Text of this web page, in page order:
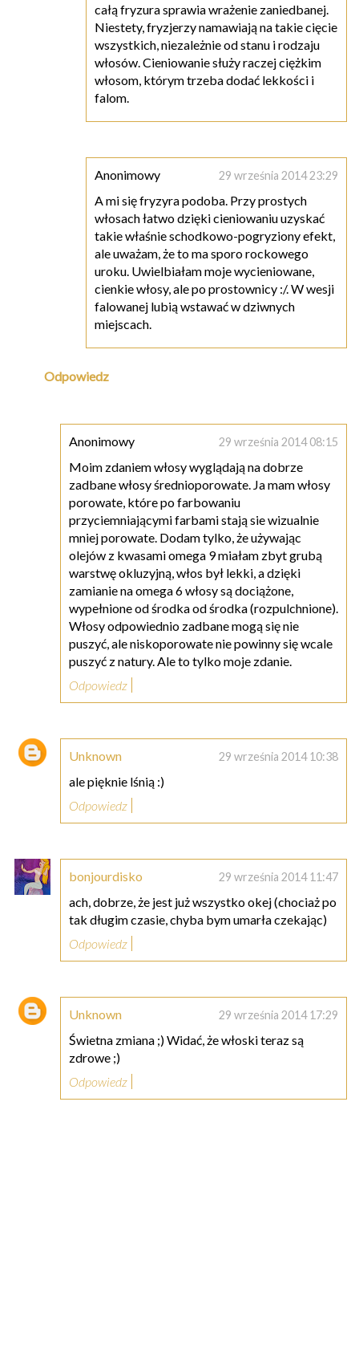
całą fryzura sprawia wrażenie zaniedbanej.
Niestety, fryzjerzy namawiają na takie cięcie
wszystkich, niezależnie od stanu i rodzaju
włosów. Cieniowanie służy raczej ciężkim
włosom, którym trzeba dodać lekkości i
falom.
Anonimowy 29 września 2014 23:29
A mi się fryzyra podoba. Przy prostych
włosach łatwo dzięki cieniowaniu uzyskać
takie właśnie schodkowo-pogryziony efekt,
ale uważam, że to ma sporo rockowego
uroku. Uwielbiałam moje wycieniowane,
cienkie włosy, ale po prostownicy :/. W wesji
falowanej lubią wstawać w dziwnych
miejscach.
Odpowiedz
Anonimowy 29 września 2014 08:15
Moim zdaniem włosy wyglądają na dobrze
zadbane włosy średnioporowate. Ja mam włosy
porowate, które po farbowaniu
przyciemniającymi farbami stają sie wizualnie
mniej porowate. Dodam tylko, że używając
olejów z kwasami omega 9 miałam zbyt grubą
warstwę okluzyjną, włos był lekki, a dzięki
zamianie na omega 6 włosy są dociążone,
wypełnione od środka od środka (rozpulchnione).
Włosy odpowiednio zadbane mogą się nie
puszyć, ale niskoporowate nie powinny się wcale
puszyć z natury. Ale to tylko moje zdanie.
Odpowiedz
Unknown 29 września 2014 10:38
ale pięknie lśnią :)
Odpowiedz
bonjourdisko 29 września 2014 11:47
ach, dobrze, że jest już wszystko okej (chociaż po
tak długim czasie, chyba bym umarła czekając)
Odpowiedz
Unknown 29 września 2014 17:29
Świetna zmiana ;) Widać, że włoski teraz są
zdrowe ;)
Odpowiedz